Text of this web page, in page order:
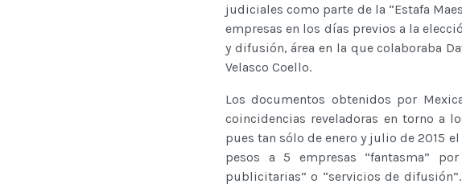
judiciales como parte de la “Estafa
empresas en los días previos a la
y difusión, área en la que colaboraba
Velasco Coello.
Los documentos obtenidos por
coincidencias reveladoras en torno a
pues tan sólo de enero y julio de 2015
pesos a 5 empresas “fantasma”
publicitarias” o “servicios de